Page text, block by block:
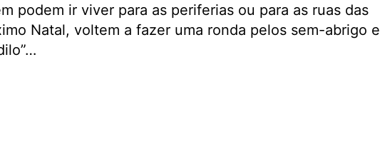
podem ir viver para as periferias ou para as ruas das
Natal, voltem a fazer uma ronda pelos sem-abrigo e